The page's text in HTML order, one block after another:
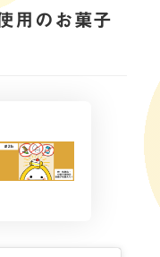
用のお菓子